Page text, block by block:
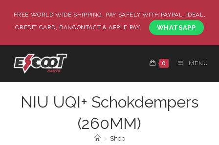
FREE WORLD WIDE SHIPPING, PAY SAFELY WITH PAYPAL, IDEAL,
CREDIT CARD, BANCONTACT & APPLE PAY.
WHATSAPP
0 MENU
NIU UQI+ Schokdempers
(260MM)
> Shop